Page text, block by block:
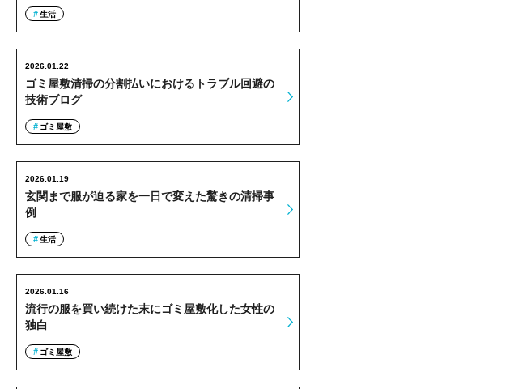
生活
ゴミ屋敷清掃の分割払いにおけるトラブル回避の
技術ブログ
2026.01.22
ゴミ屋敷
玄関まで服が迫る家を一日で変えた驚きの清掃事
例
2026.01.19
生活
流行の服を買い続けた末にゴミ屋敷化した女性の
独白
2026.01.16
ゴミ屋敷